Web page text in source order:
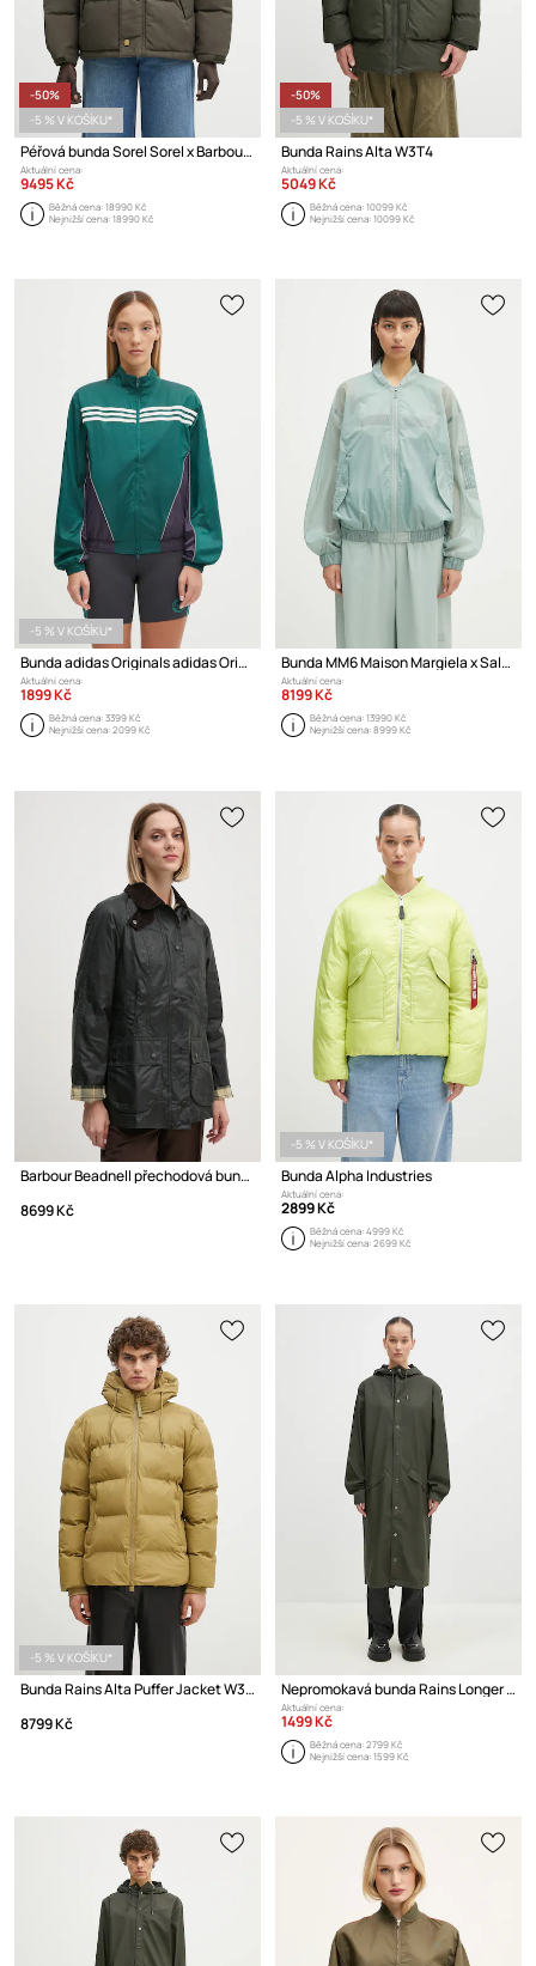
-50%
-5 % V KOŠÍKU*
Péřová bunda Sorel Sorel x Barbour OS Transport Wax Puffer
Aktuální cena:
9495 Kč
Běžná cena:18990 Kč
Nejnižší cena:18990 Kč
-50%
-5 % V KOŠÍKU*
Bunda Rains Alta W3T4
Aktuální cena:
5049 Kč
Běžná cena:10099 Kč
Nejnižší cena:10099 Kč
-5 % V KOŠÍKU*
Bunda adidas Originals adidas Originals x Sporty & Rich
Aktuální cena:
1899 Kč
Běžná cena:3399 Kč
Nejnižší cena:2099 Kč
Bunda MM6 Maison Margiela x Salomon
Aktuální cena:
8199 Kč
Běžná cena:13990 Kč
Nejnižší cena:8999 Kč
Barbour Beadnell přechodová bunda dámská bavlněná
8699 Kč
-5 % V KOŠÍKU*
Bunda Alpha Industries
Aktuální cena:
2899 Kč
Běžná cena:4999 Kč
Nejnižší cena:2699 Kč
-5 % V KOŠÍKU*
Bunda Rains Alta Puffer Jacket W3T3
8799 Kč
Nepromokavá bunda Rains Longer Jacket
Aktuální cena:
1499 Kč
Běžná cena:2799 Kč
Nejnižší cena:1599 Kč